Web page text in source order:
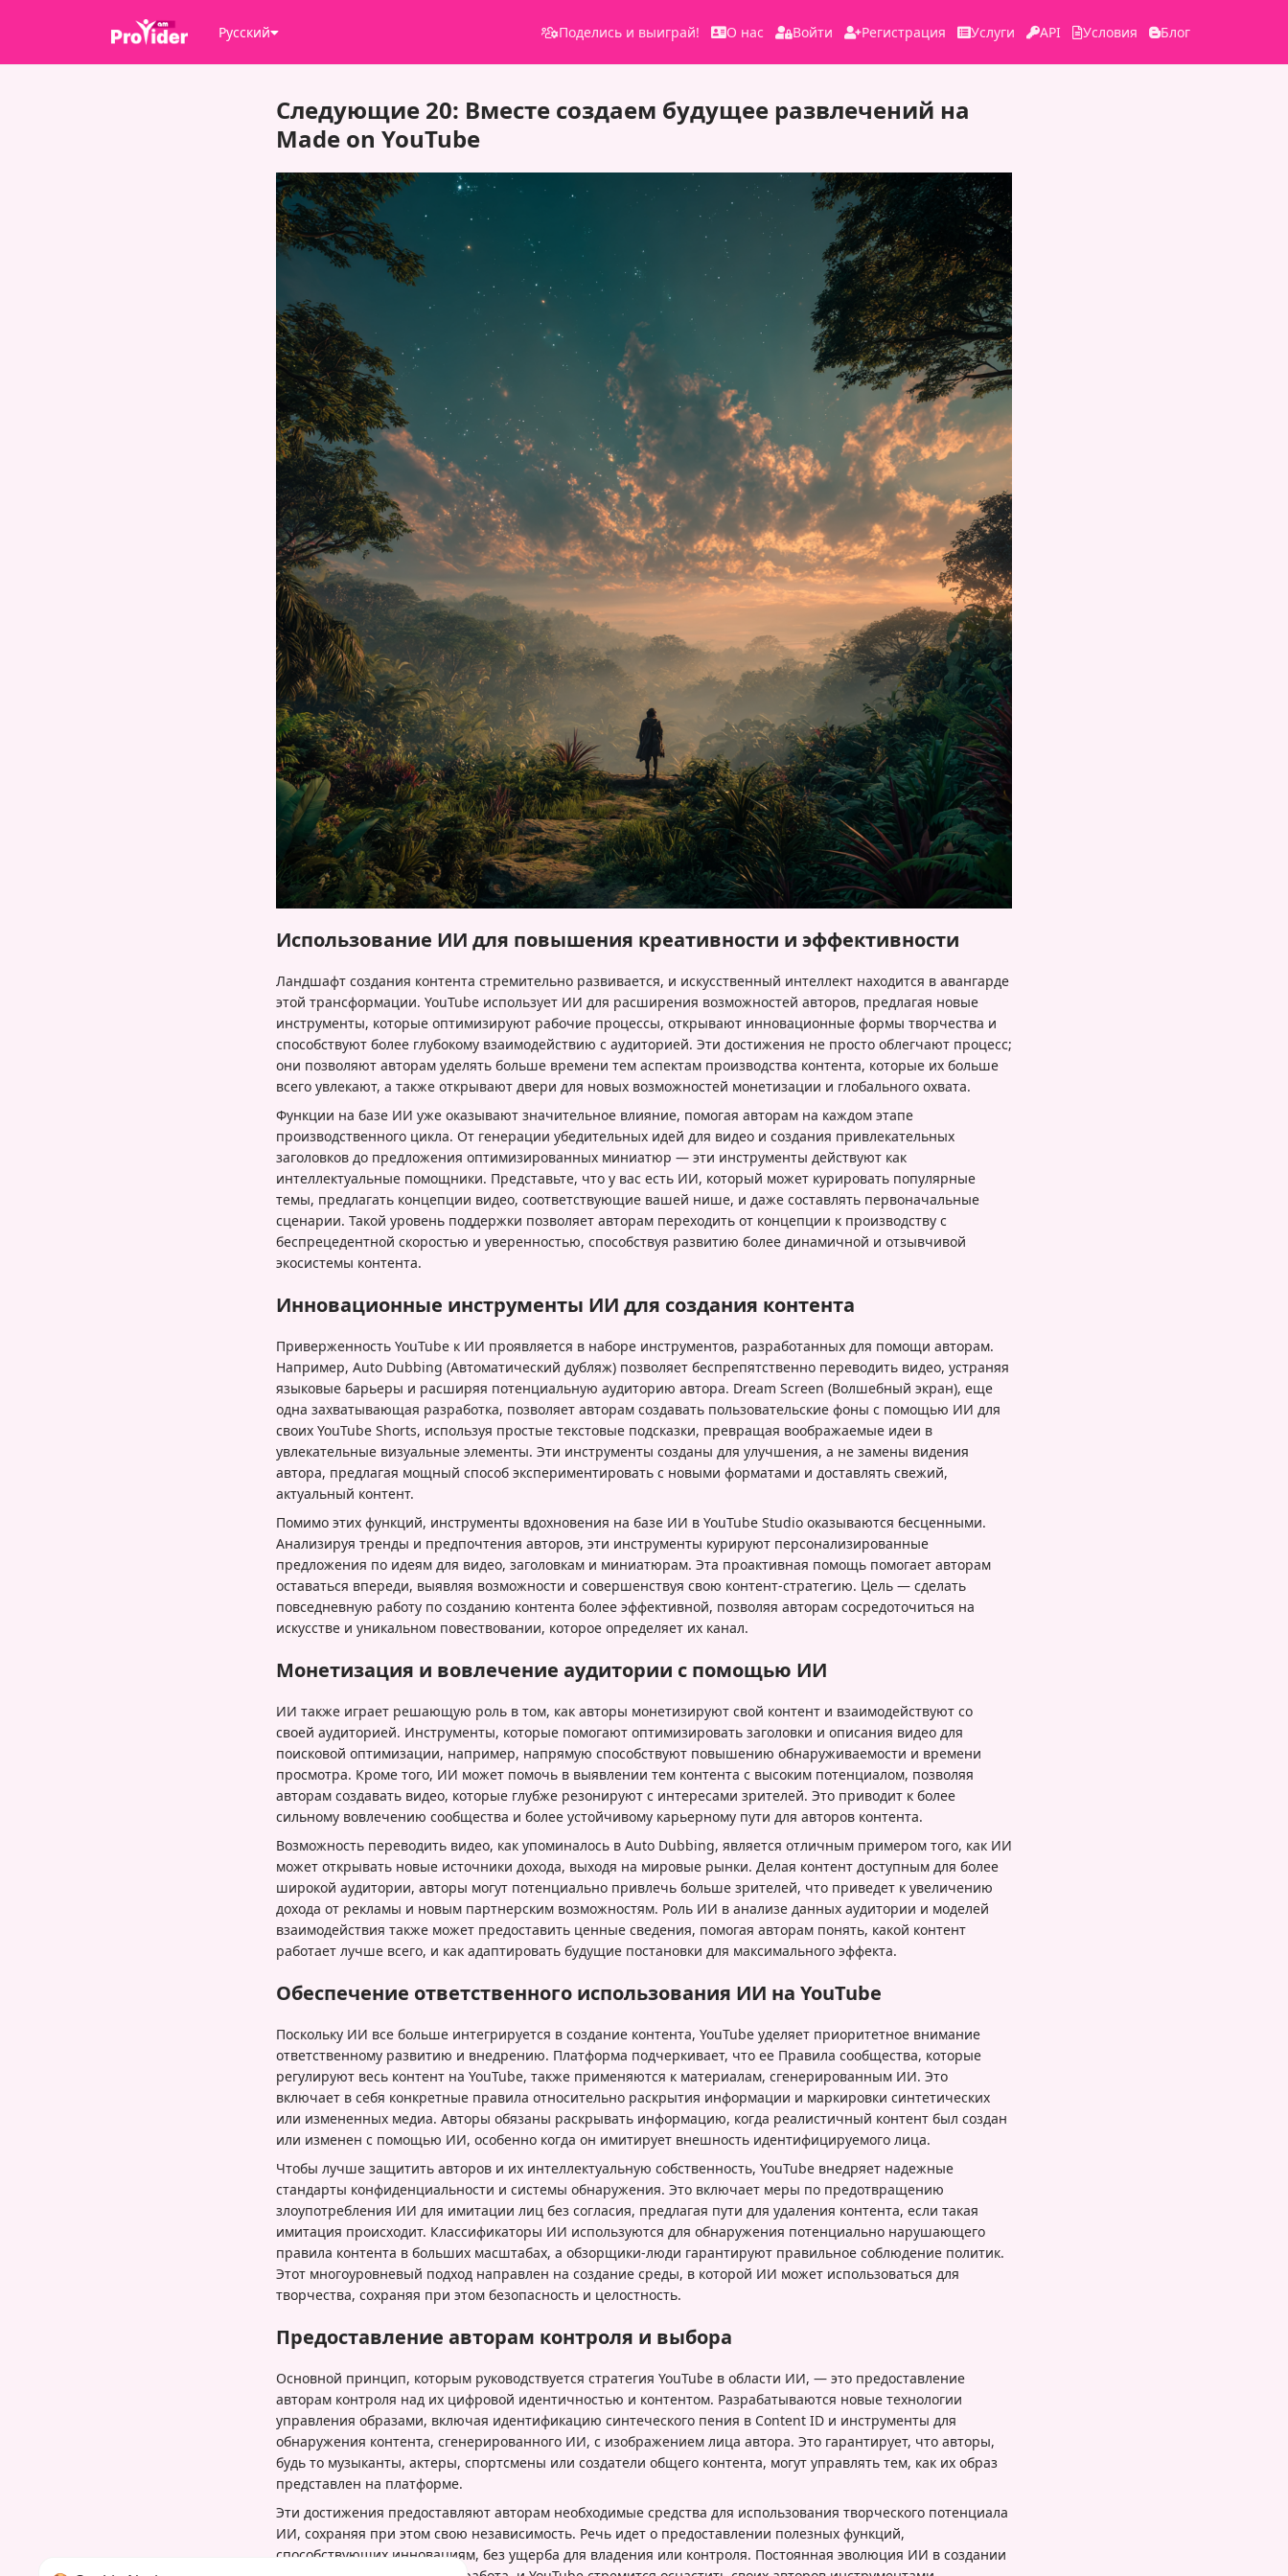
Русский Поделись и выиграй! О нас Войти Регистрация Услуги API Условия Блог
Следующие 20: Вместе создаем будущее развлечений на
Made on YouTube
Использование ИИ для повышения креативности и эффективности
Ландшафт создания контента стремительно развивается, и искусственный интеллект находится в авангарде
этой трансформации. YouTube использует ИИ для расширения возможностей авторов, предлагая новые
инструменты, которые оптимизируют рабочие процессы, открывают инновационные формы творчества и
способствуют более глубокому взаимодействию с аудиторией. Эти достижения не просто облегчают процесс;
они позволяют авторам уделять больше времени тем аспектам производства контента, которые их больше
всего увлекают, а также открывают двери для новых возможностей монетизации и глобального охвата.
Функции на базе ИИ уже оказывают значительное влияние, помогая авторам на каждом этапе
производственного цикла. От генерации убедительных идей для видео и создания привлекательных
заголовков до предложения оптимизированных миниатюр — эти инструменты действуют как
интеллектуальные помощники. Представьте, что у вас есть ИИ, который может курировать популярные
темы, предлагать концепции видео, соответствующие вашей нише, и даже составлять первоначальные
сценарии. Такой уровень поддержки позволяет авторам переходить от концепции к производству с
беспрецедентной скоростью и уверенностью, способствуя развитию более динамичной и отзывчивой
экосистемы контента.
Инновационные инструменты ИИ для создания контента
Приверженность YouTube к ИИ проявляется в наборе инструментов, разработанных для помощи авторам.
Например, Auto Dubbing (Автоматический дубляж) позволяет беспрепятственно переводить видео, устраняя
языковые барьеры и расширяя потенциальную аудиторию автора. Dream Screen (Волшебный экран), еще
одна захватывающая разработка, позволяет авторам создавать пользовательские фоны с помощью ИИ для
своих YouTube Shorts, используя простые текстовые подсказки, превращая воображаемые идеи в
увлекательные визуальные элементы. Эти инструменты созданы для улучшения, а не замены видения
автора, предлагая мощный способ экспериментировать с новыми форматами и доставлять свежий,
актуальный контент.
Помимо этих функций, инструменты вдохновения на базе ИИ в YouTube Studio оказываются бесценными.
Анализируя тренды и предпочтения авторов, эти инструменты курируют персонализированные
предложения по идеям для видео, заголовкам и миниатюрам. Эта проактивная помощь помогает авторам
оставаться впереди, выявляя возможности и совершенствуя свою контент-стратегию. Цель — сделать
повседневную работу по созданию контента более эффективной, позволяя авторам сосредоточиться на
искусстве и уникальном повествовании, которое определяет их канал.
Монетизация и вовлечение аудитории с помощью ИИ
ИИ также играет решающую роль в том, как авторы монетизируют свой контент и взаимодействуют со
своей аудиторией. Инструменты, которые помогают оптимизировать заголовки и описания видео для
поисковой оптимизации, например, напрямую способствуют повышению обнаруживаемости и времени
просмотра. Кроме того, ИИ может помочь в выявлении тем контента с высоким потенциалом, позволяя
авторам создавать видео, которые глубже резонируют с интересами зрителей. Это приводит к более
сильному вовлечению сообщества и более устойчивому карьерному пути для авторов контента.
Возможность переводить видео, как упоминалось в Auto Dubbing, является отличным примером того, как ИИ
может открывать новые источники дохода, выходя на мировые рынки. Делая контент доступным для более
широкой аудитории, авторы могут потенциально привлечь больше зрителей, что приведет к увеличению
дохода от рекламы и новым партнерским возможностям. Роль ИИ в анализе данных аудитории и моделей
взаимодействия также может предоставить ценные сведения, помогая авторам понять, какой контент
работает лучше всего, и как адаптировать будущие постановки для максимального эффекта.
Обеспечение ответственного использования ИИ на YouTube
Поскольку ИИ все больше интегрируется в создание контента, YouTube уделяет приоритетное внимание
ответственному развитию и внедрению. Платформа подчеркивает, что ее Правила сообщества, которые
регулируют весь контент на YouTube, также применяются к материалам, сгенерированным ИИ. Это
включает в себя конкретные правила относительно раскрытия информации и маркировки синтетических
или измененных медиа. Авторы обязаны раскрывать информацию, когда реалистичный контент был создан
или изменен с помощью ИИ, особенно когда он имитирует внешность идентифицируемого лица.
Чтобы лучше защитить авторов и их интеллектуальную собственность, YouTube внедряет надежные
стандарты конфиденциальности и системы обнаружения. Это включает меры по предотвращению
злоупотребления ИИ для имитации лиц без согласия, предлагая пути для удаления контента, если такая
имитация происходит. Классификаторы ИИ используются для обнаружения потенциально нарушающего
правила контента в больших масштабах, а обзорщики-люди гарантируют правильное соблюдение политик.
Этот многоуровневый подход направлен на создание среды, в которой ИИ может использоваться для
творчества, сохраняя при этом безопасность и целостность.
Предоставление авторам контроля и выбора
Основной принцип, которым руководствуется стратегия YouTube в области ИИ, — это предоставление
авторам контроля над их цифровой идентичностью и контентом. Разрабатываются новые технологии
управления образами, включая идентификацию синтеческого пения в Content ID и инструменты для
обнаружения контента, сгенерированного ИИ, с изображением лица автора. Это гарантирует, что авторы,
будь то музыканты, актеры, спортсмены или создатели общего контента, могут управлять тем, как их образ
представлен на платформе.
Эти достижения предоставляют авторам необходимые средства для использования творческого потенциала
ИИ, сохраняя при этом свою независимость. Речь идет о предоставлении полезных функций,
способствующих инновациям, без ущерба для владения или контроля. Постоянная эволюция ИИ в создании